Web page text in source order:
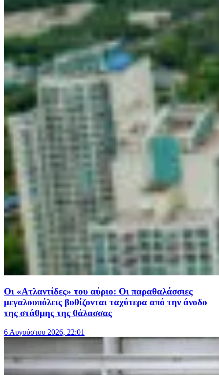
Οι «Ατλαντίδες» του αύριο: Οι παραθαλάσσιες
μεγαλουπόλεις βυθίζονται ταχύτερα από την άνοδο
της στάθμης της θάλασσας
6 Αυγούστου 2026, 22:01